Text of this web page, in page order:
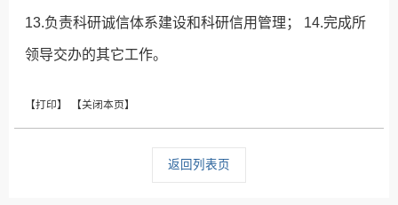
13.负责科研诚信体系建设和科研信用管理； 14.完成所
领导交办的其它工作。
返回列表页